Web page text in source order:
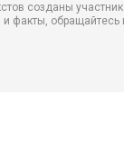
созданы
и факты,